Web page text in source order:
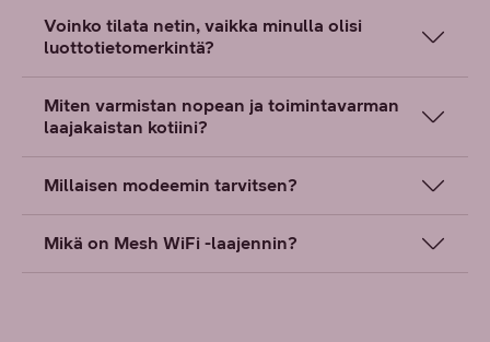
Voinko tilata netin, vaikka minulla olisi
luottotietomerkintä?
Miten varmistan nopean ja toimintavarman
laajakaistan kotiini?
Millaisen modeemin tarvitsen?
Mikä on Mesh WiFi -laajennin?